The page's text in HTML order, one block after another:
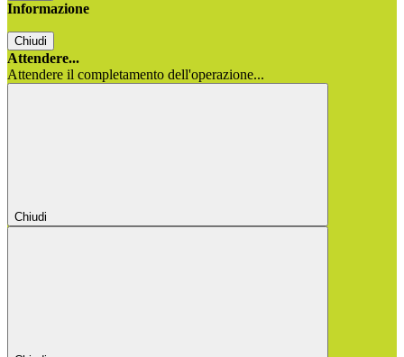
Informazione
Chiudi
Attendere...
Attendere il completamento dell'operazione...
Chiudi